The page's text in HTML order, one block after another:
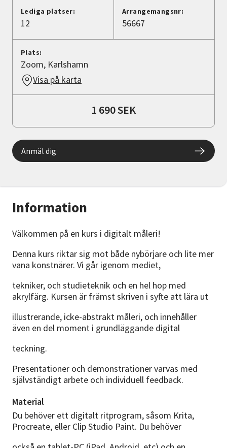
Information
Välkommen på en kurs i digitalt måleri!
Denna kurs riktar sig mot både nybörjare och lite mer
vana konstnärer. Vi går igenom mediet,
tekniker, och studieteknik och en hel hop med
akrylfärg. Kursen är främst skriven i syfte att lära ut
illustrerande, icke-abstrakt måleri, och innehåller
även en del moment i grundläggande digital
teckning.
Presentationer och demonstrationer varvas med
självständigt arbete och individuell feedback.
Material
Du behöver ett digitalt ritprogram, såsom Krita,
Procreate, eller Clip Studio Paint. Du behöver
Lediga platser:
12
Arrangemangsnr:
56667
Plats:
Zoom, Karlshamn
Visa på karta
1 690 SEK
Anmäl dig